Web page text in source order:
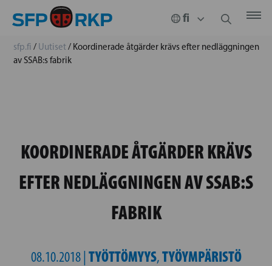
sfp.fi / Uutiset/ Koordinerade åtgärder krävs efter nedläggningen
av SSAB:s fabrik
KOORDINERADE ÅTGÄRDER KRÄVS
EFTER NEDLÄGGNINGEN AV SSAB:S
FABRIK
08.10.2018 | TYÖTTÖMYYS,TYÖYMPÄRISTÖ